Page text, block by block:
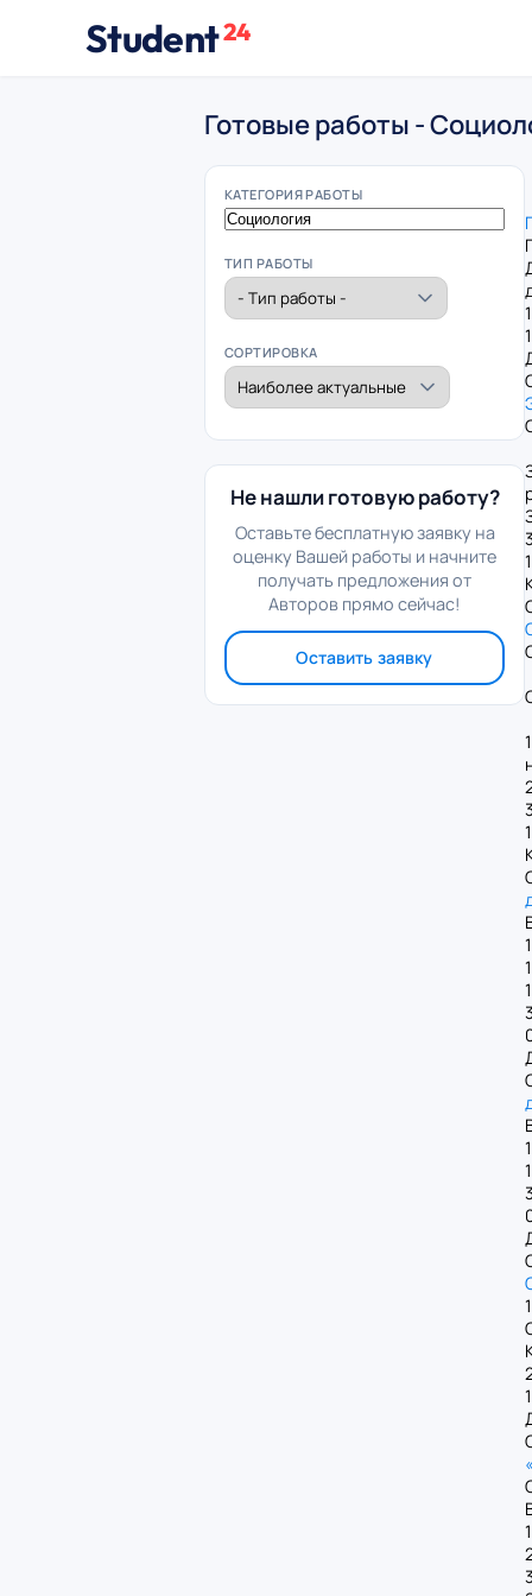
Student24
Готовые работы -
КАТЕГОРИЯ РАБОТЫ
ТИП РАБОТЫ
СОРТИРОВКА
Не нашли готовую работу?
Оставьте бесплатную заявку на
оценку Вашей работы и начните
получать предложения от
Авторов прямо сейчас!
Оставить заявку